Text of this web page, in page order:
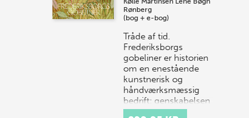
10. j…
Rønberg
(bog + e-bog)
Tråde af tid.
Frederiksborgs
gobeliner er historien
om en enestående
kunstnerisk og
håndværksmæssig
bedrift: genskabelsen
af Christian 4.s